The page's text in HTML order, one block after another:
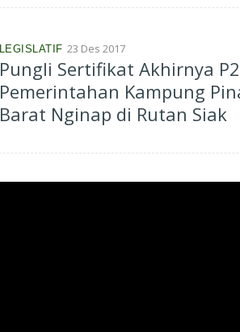
LEGISLATIF 23 Des 2017
Pungli Sertifikat Akhirnya
Pemerintahan Kampung
Barat Nginap di Rutan Siak